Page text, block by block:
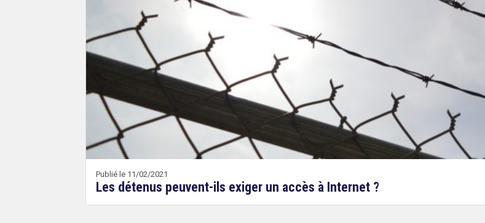
Publié le 11/02/2021
Les détenus peuvent-ils exiger un accès à Internet ?